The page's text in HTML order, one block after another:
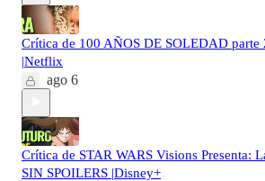
Crítica de 100 AÑOS DE SOLEDAD parte
|Netflix
ago 6
Crítica de STAR WARS Visions Presenta:
SIN SPOILERS |Disney+